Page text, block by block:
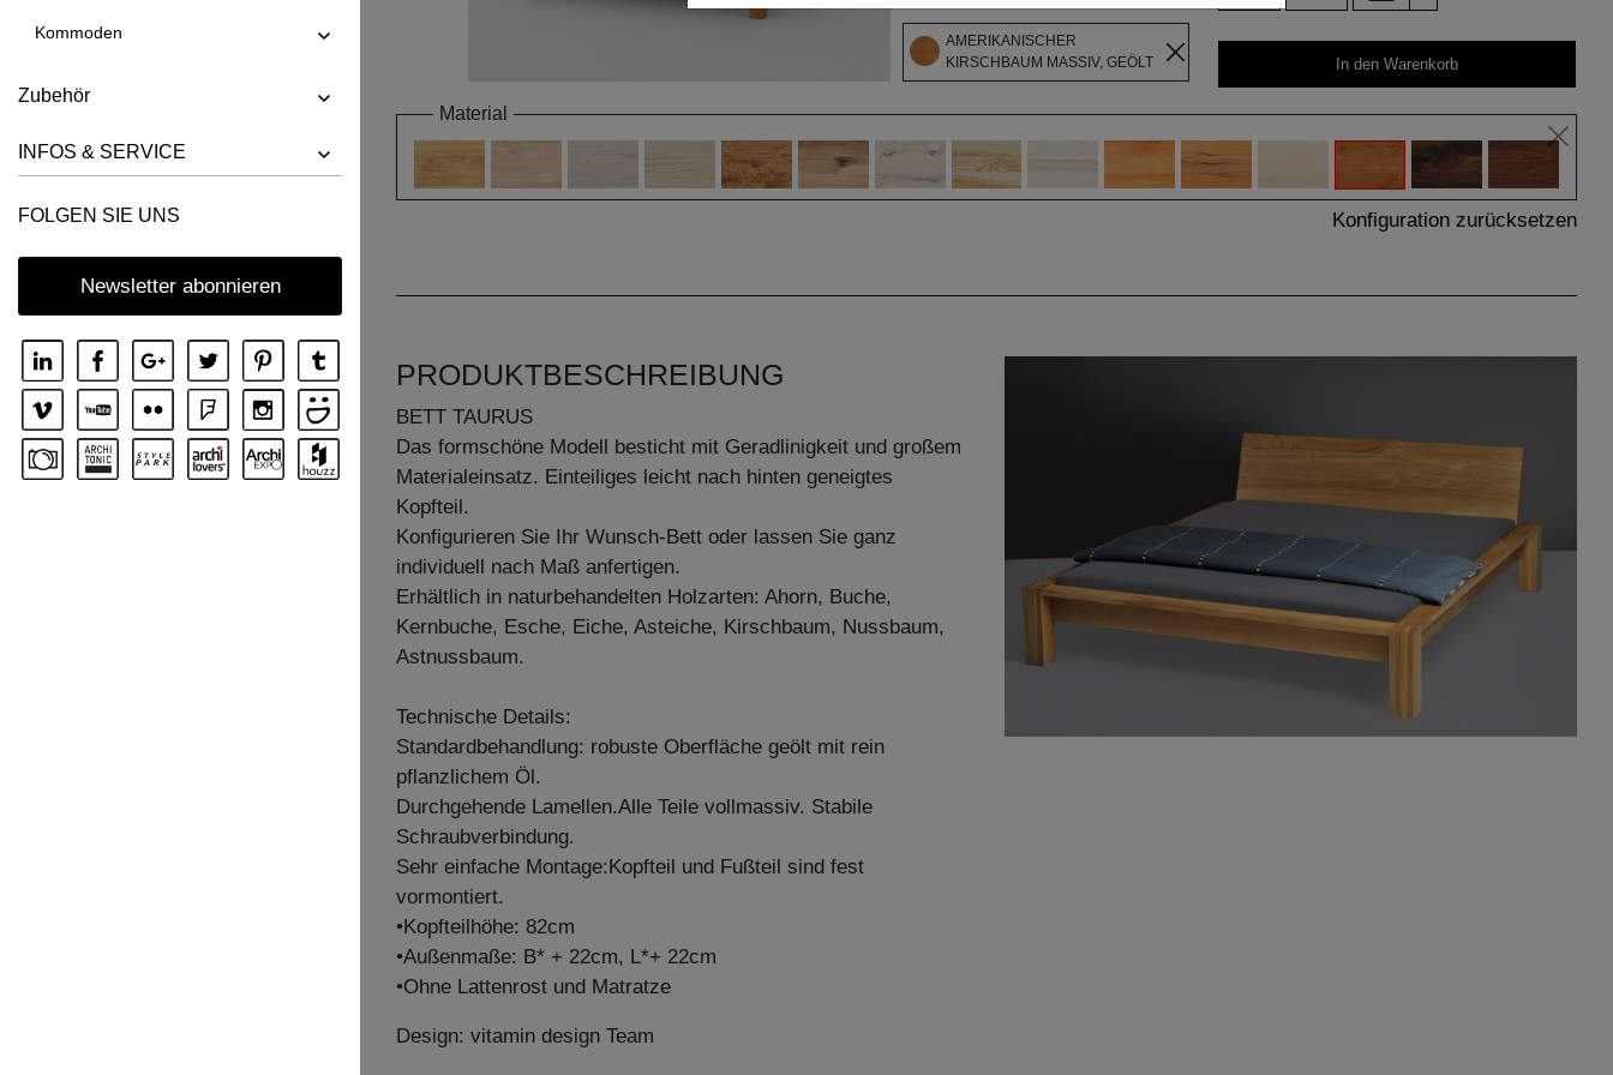
Kommoden
Zubehör
INFOS & SERVICE
FOLGEN SIE UNS
Newsletter abonnieren
AMERIKANISCHER
KIRSCHBAUM MASSIV, GEÖLT
In den Warenkorb
Material
Konfiguration zurücksetzen
PRODUKTBESCHREIBUNG
BETT TAURUS
Das formschöne Modell besticht mit Geradlinigkeit und großem
Materialeinsatz. Einteiliges leicht nach hinten geneigtes
Kopfteil.
Konfigurieren Sie Ihr Wunsch-Bett oder lassen Sie ganz
individuell nach Maß anfertigen.
Erhältlich in naturbehandelten Holzarten: Ahorn, Buche,
Kernbuche, Esche, Eiche, Asteiche, Kirschbaum, Nussbaum,
Astnussbaum.
Technische Details:
Standardbehandlung: robuste Oberfläche geölt mit rein
pflanzlichem Öl.
Durchgehende Lamellen.Alle Teile vollmassiv. Stabile
Schraubverbindung.
Sehr einfache Montage:Kopfteil und Fußteil sind fest
vormontiert.
•Kopfteilhöhe: 82cm
•Außenmaße: B* + 22cm, L*+ 22cm
•Ohne Lattenrost und Matratze
Design: vitamin design Team